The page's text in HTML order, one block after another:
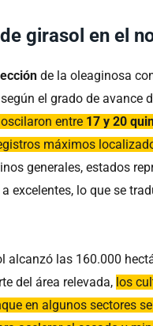
girasol en el
de la oleaginosa
según el grado de avance
entre 17 y 20
máximos
generales, estados
excelentes, lo que se
alcanzó las 160.000
del área relevada, los
en algunos sectores